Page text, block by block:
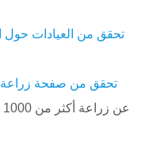
تحقق من العيادات حول
تحقق من صفحة زراعة الشعر
عن زراعة أكثر من 1000 طعمة أو زراعة الشعر بالألياف الحيوية